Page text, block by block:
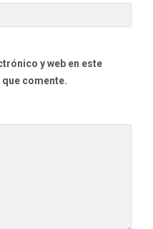
y web en este
comente.